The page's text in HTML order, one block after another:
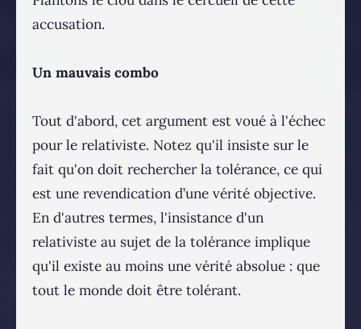
accusation.
Un mauvais combo
Tout d'abord, cet argument est voué à l'échec
pour le relativiste. Notez qu'il insiste sur le
fait qu'on doit rechercher la tolérance, ce qui
est une revendication d’une vérité objective.
En d'autres termes, l'insistance d'un
relativiste au sujet de la tolérance implique
qu'il existe au moins une vérité absolue : que
tout le monde doit être tolérant.